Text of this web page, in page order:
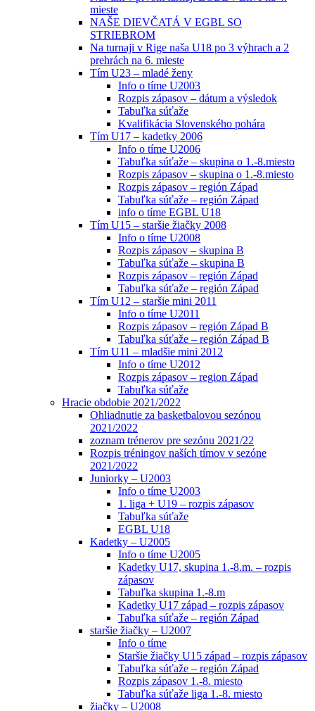
mieste
NAŠE DIEVČATÁ V EGBL SO
STRIEBROM
Na turnaji v Rige naša U18 po 3 výhrach a 2
prehrách na 6. mieste
Tím U23 – mladé ženy
Info o tíme U2003
Rozpis zápasov – dátum a výsledok
Tabuľka súťaže
Kvalifikácia Slovenského pohára
Tím U17 – kadetky 2006
Info o tíme U2006
Tabuľka súťaže – skupina o 1.-8.miesto
Rozpis zápasov – skupina o 1.-8.miesto
Rozpis zápasov – región Západ
Tabuľka súťaže – región Západ
info o tíme EGBL U18
Tím U15 – staršie žiačky 2008
Info o tíme U2008
Rozpis zápasov – skupina B
Tabuľka súťaže – skupina B
Rozpis zápasov – región Západ
Tabuľka súťaže – región Západ
Tím U12 – staršie mini 2011
Info o tíme U2011
Rozpis zápasov – región Západ B
Tabuľka súťaže – región Západ B
Tím U11 – mladšie mini 2012
Info o tíme U2012
Rozpis zápasov – region Západ
Tabuľka súťaže
Hracie obdobie 2021/2022
Ohliadnutie za basketbalovou sezónou
2021/2022
zoznam trénerov pre sezónu 2021/22
Rozpis tréningov naších tímov v sezóne
2021/2022
Juniorky – U2003
Info o tíme U2003
1. liga + U19 – rozpis zápasov
Tabuľka súťaže
EGBL U18
Kadetky – U2005
Info o tíme U2005
Kadetky U17, skupina 1.-8.m. – rozpis
zápasov
Tabuľka skupina 1.-8.m
Kadetky U17 západ – rozpis zápasov
Tabuľka súťaže – región Západ
staršie žiačky – U2007
Info o tíme
Staršie žiačky U15 západ – rozpis zápasov
Tabuľka súťaže – región Západ
Rozpis zápasov 1.-8. miesto
Tabuľka súťaže liga 1.-8. miesto
žiačky – U2008